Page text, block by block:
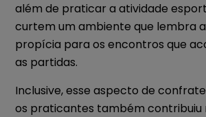
além de praticar a atividade
curtem um ambiente que lembra
propícia para os encontros que
as partidas.
Inclusive, esse aspecto de
os praticantes também contribuiu